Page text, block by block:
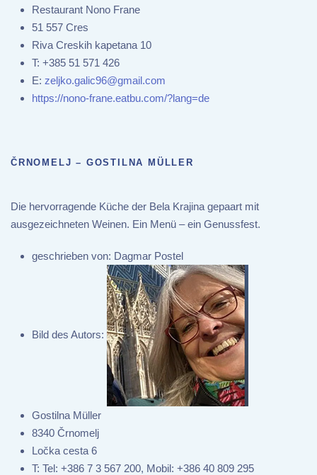
Restaurant Nono Frane
51 557 Cres
Riva Creskih kapetana 10
T: +385 51 571 426
E: zeljko.galic96@gmail.com
https://nono-frane.eatbu.com/?lang=de
ČRNOMELJ – GOSTILNA MÜLLER
Die hervorragende Küche der Bela Krajina gepaart mit
ausgezeichneten Weinen. Ein Menü – ein Genussfest.
geschrieben von: Dagmar Postel
Bild des Autors:
Gostilna Müller
8340 Črnomelj
Ločka cesta 6
T: Tel: +386 7 3 567 200, Mobil: +386 40 809 295